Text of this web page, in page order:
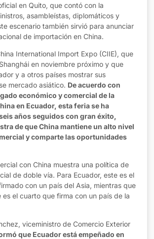
en Quito, que contó con la
asambleístas, diplomáticos y
escenario también sirvió para anunciar
de importación en China.
International Import Expo (CIIE), que
en noviembre próximo y que
y a otros países mostrar sus
mercado asiático. De acuerdo con
económico y comercial de la
en Ecuador, esta feria se ha
años seguidos con gran éxito,
de que China mantiene un alto nivel
y comparte las oportunidades
con China muestra una política de
de doble vía. Para Ecuador, este es el
con un país del Asia, mientras que
es el cuarto que firma con un país de la
viceministro de Comercio Exterior
que Ecuador está empeñado en